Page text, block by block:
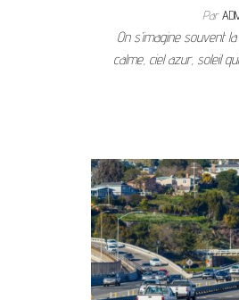
Par
On s’imagine souvent
calme, ciel azur, soleil